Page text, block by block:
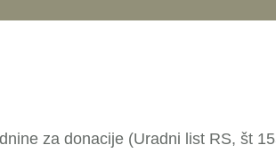
za donacije (Uradni list RS, št